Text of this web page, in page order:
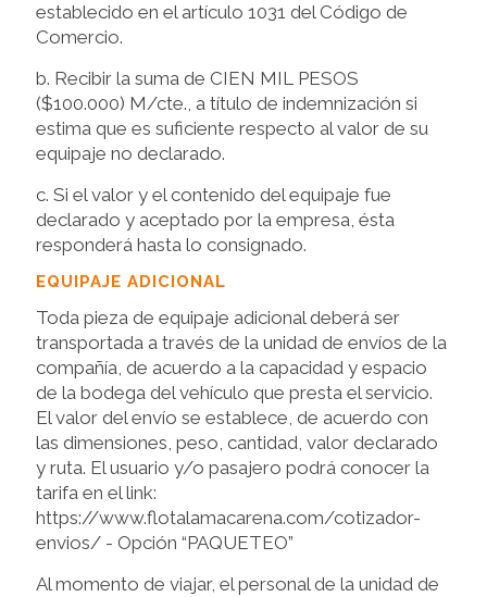
establecido en el artículo 1031 del Código de
Comercio.
b. Recibir la suma de CIEN MIL PESOS
($100.000) M/cte., a título de indemnización si
estima que es suficiente respecto al valor de su
equipaje no declarado.
c. Si el valor y el contenido del equipaje fue
declarado y aceptado por la empresa, ésta
responderá hasta lo consignado.
EQUIPAJE ADICIONAL
Toda pieza de equipaje adicional deberá ser
transportada a través de la unidad de envíos de la
compañía, de acuerdo a la capacidad y espacio
de la bodega del vehículo que presta el servicio.
El valor del envío se establece, de acuerdo con
las dimensiones, peso, cantidad, valor declarado
y ruta. El usuario y/o pasajero podrá conocer la
tarifa en el link:
https://www.flotalamacarena.com/cotizador-
envios/ - Opción “PAQUETEO”
Al momento de viajar, el personal de la unidad de